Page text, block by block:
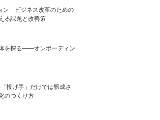
ン ビジネス改革のための
る課題と改善策
を探る——オンボーディン
投げ手」だけでは醸成さ
のつくり方